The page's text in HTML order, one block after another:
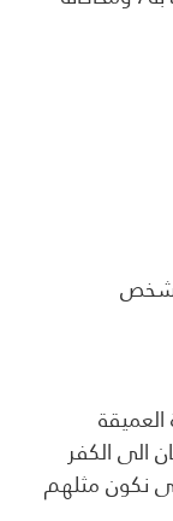
العميقة
الى الكفر
نكون مثلهم